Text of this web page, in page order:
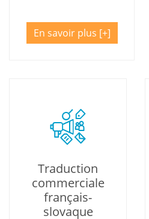
En savoir plus
Traduction
commerciale
français-
slovaque